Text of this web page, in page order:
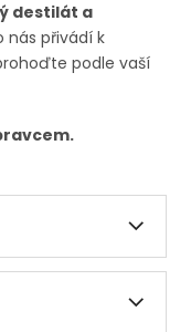
destilát a
nás přivádí k
podle vaší